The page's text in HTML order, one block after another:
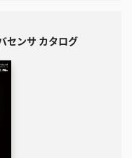
センサ カタログ